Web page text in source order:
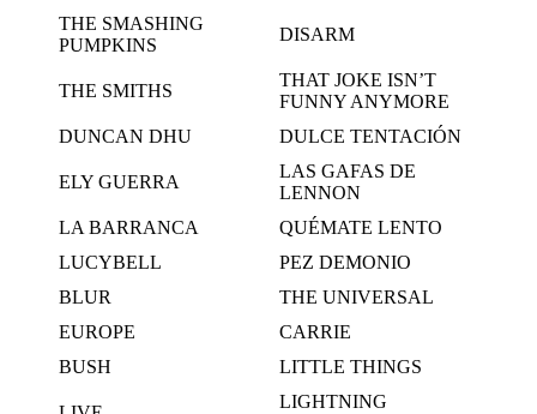
THE SMASHING
PUMPKINS
DISARM
THE SMITHS
THAT JOKE ISN’T
FUNNY ANYMORE
DUNCAN DHU
DULCE TENTACIÓN
ELY GUERRA
LAS GAFAS DE
LENNON
LA BARRANCA
QUÉMATE LENTO
LUCYBELL
PEZ DEMONIO
BLUR
THE UNIVERSAL
EUROPE
CARRIE
BUSH
LITTLE THINGS
LIGHTNING